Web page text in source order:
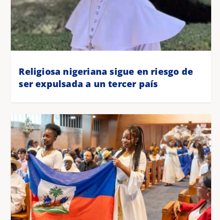
Religiosa nigeriana sigue en riesgo de
ser expulsada a un tercer país